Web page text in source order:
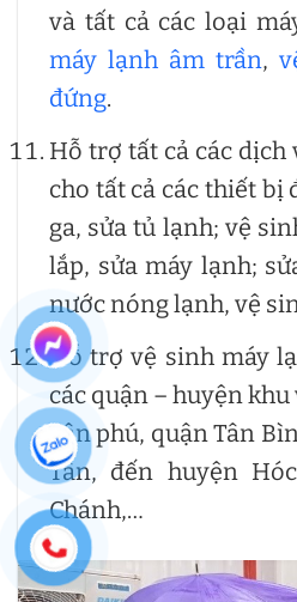
và tất cả các loại
máy lạnh âm trần,
đứng.
Hỗ trợ tất cả các dịch
cho tất cả các thiết bị
ga, sửa tủ lạnh; vệ
lắp, sửa máy lạnh;
nước nóng lạnh, vệ
Hỗ trợ vệ sinh máy
các quận – huyện
Tân phú, quận Tân
Tân, đến huyện
Chánh,…